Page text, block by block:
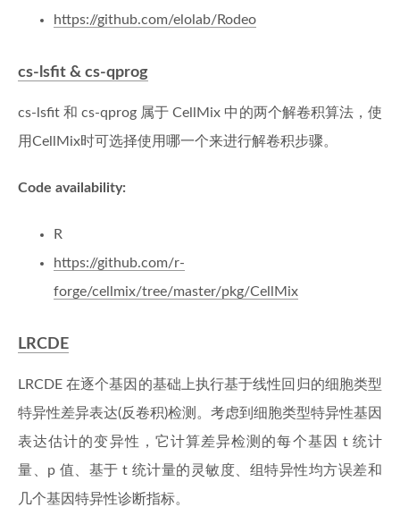
https://github.com/elolab/Rodeo
cs-lsfit & cs-qprog
cs-lsfit 和 cs-qprog 属于 CellMix 中的两个解卷积算法，使
用CellMix时可选择使用哪一个来进行解卷积步骤。
Code availability:
R
https://github.com/r-
forge/cellmix/tree/master/pkg/CellMix
LRCDE
LRCDE 在逐个基因的基础上执行基于线性回归的细胞类型
特异性差异表达(反卷积)检测。考虑到细胞类型特异性基因
表达估计的变异性，它计算差异检测的每个基因 t 统计
量、p 值、基于 t 统计量的灵敏度、组特异性均方误差和
几个基因特异性诊断指标。